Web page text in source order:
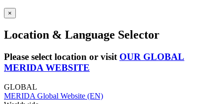
×
Location & Language Selector
Please select location or visit OUR GLOBAL
MERIDA WEBSITE
GLOBAL
MERIDA Global Website (EN)